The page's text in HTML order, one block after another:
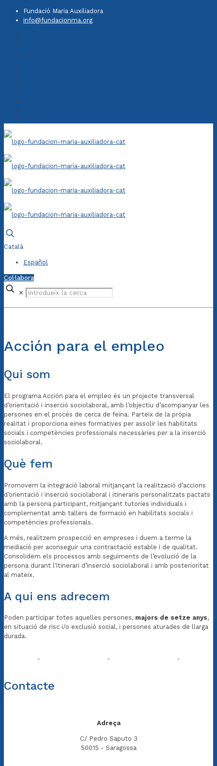
Fundació Maria Auxiliadora
info@fundacionma.org
Català
Español
Col·labora
✕
Acción para el empleo
Qui som
El programa Acción para el empleo és un projecte transversal
d’orientació i inserció sociolaboral, amb l’objectiu d’acompanyar les
persones en el procés de cerca de feina. Parteix de la pròpia
realitat i proporciona eines formatives per assolir les habilitats
socials i competències professionals necessàries per a la inserció
sociolaboral.
Què fem
Promovem la integració laboral mitjançant la realització d’accions
d’orientació i inserció sociolaboral i itineraris personalitzats pactats
amb la persona participant, mitjançant tutories individuals i
complementat amb tallers de formació en habilitats socials i
competències professionals.
A més, realitzem prospecció en empreses i duem a terme la
mediació per aconseguir una contractació estable i de qualitat.
Consolidem els processos amb seguiments de l’evolució de la
persona durant l’itinerari d’inserció sociolaboral i amb posterioritat
al mateix.
A qui ens adrecem
Poden participar totes aquelles persones, majors de setze anys,
en situació de risc i/o exclusió social, i persones aturades de llarga
durada.
Contacte
Adreça
C/ Pedro Saputo 3
50015 - Saragossa